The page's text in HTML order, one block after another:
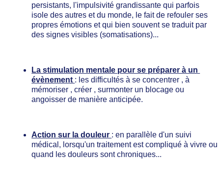
persistants, l'impulsivité grandissante qui parfois
isole des autres et du monde, le fait de refouler ses
propres émotions et qui bien souvent se traduit par
des signes visibles (somatisations)...
La stimulation mentale pour se préparer à un
évènement : les difficultés à se concentrer , à
mémoriser , créer , surmonter un blocage ou
angoisser de manière anticipée.
Action sur la douleur : en parallèle d'un suivi
médical, lorsqu'un traitement est compliqué à vivre ou
quand les douleurs sont chroniques...